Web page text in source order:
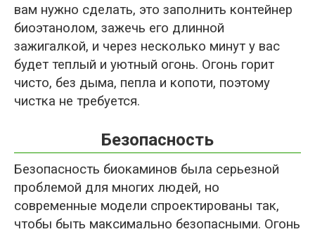
вам нужно сделать, это заполнить контейнер
биоэтанолом, зажечь его длинной
зажигалкой, и через несколько минут у вас
будет теплый и уютный огонь. Огонь горит
чисто, без дыма, пепла и копоти, поэтому
чистка не требуется.
Безопасность
Безопасность биокаминов была серьезной
проблемой для многих людей, но
современные модели спроектированы так,
чтобы быть максимально безопасными. Огонь